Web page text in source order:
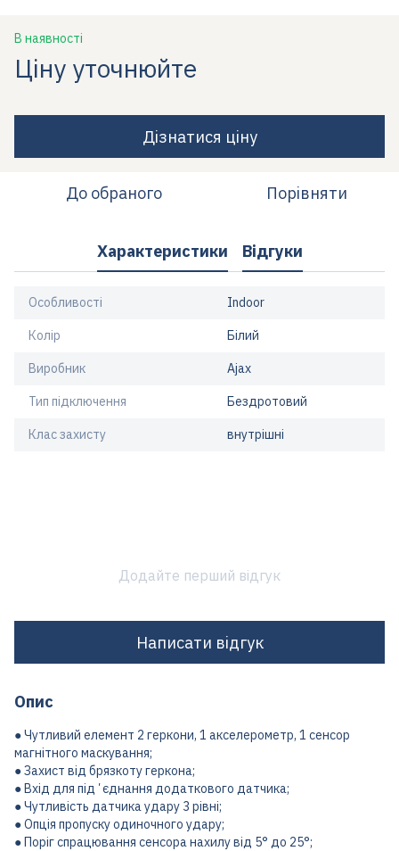
В наявності
Ціну уточнюйте
Дізнатися ціну
До обраного Порівняти
Характеристики Відгуки
Особливості Indoor
Колір Білий
Виробник Ajax
Тип підключення Бездротовий
Клас захисту внутрішні
Додайте перший відгук
Написати відгук
Опис
● Чутливий елемент 2 геркони, 1 акселерометр, 1 сенсор
магнітного маскування;
● Захист від брязкоту геркона;
● Вхід для підʼєднання додаткового датчика;
● Чутливість датчика удару 3 рівні;
● Опція пропуску одиночного удару;
● Поріг спрацювання сенсора нахилу від 5° до 25°;